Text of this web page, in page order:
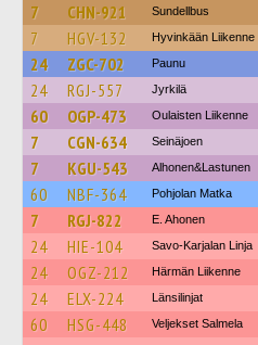
7 CHN-921 Sundellbus
7 HGV-132 Hyvinkään Liikenne
24 ZGC-702 Paunu
24 RGJ-557 Jyrkilä
60 OGP-473 Oulaisten Liikenne
7 CGN-634 Seinäjoen
7 KGU-543 Alhonen&Lastunen
60 NBF-364 Pohjolan Matka
7 RGJ-822 E. Ahonen
24 HIE-104 Savo-Karjalan Linja
24 OGZ-212 Härmän Liikenne
24 ELX-224 Länsilinjat
60 HSG-448 Veljekset Salmela